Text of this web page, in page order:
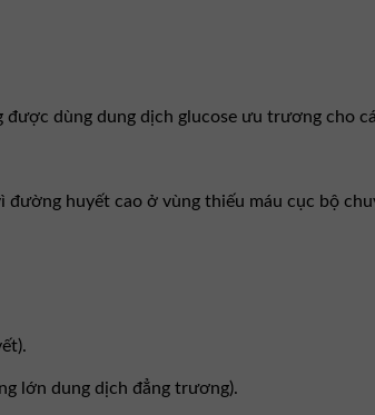
dùng dung dịch glucose ưu trương cho
huyết cao ở vùng thiếu máu cục bộ
lớn dung dịch đẳng trương).